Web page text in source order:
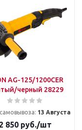
AG-125/1200CER
черный 28229
13 Августа
2 850руб./шт